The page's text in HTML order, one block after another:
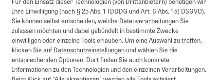
Ihre Einwilligung (nach § 25 Abs. 1 TDDDG und Art. 6 Abs. 1 a) DSGVO).
Sie können selbst entscheiden, welche Datenverarbeitungen Sie
zulassen möchten und dabei gebündelt in bestimmte Zwecke
einwilligen oder einzelne Tools erlauben. Um eine Auswahl zu treffen,
klicken Sie aufDatenschutzeinstellungenund wählen Sie die
entsprechenden Optionen. Dort finden Sie auch konkrete
Informationen zu den Technologien und den einzelnen Verarbeitungen.